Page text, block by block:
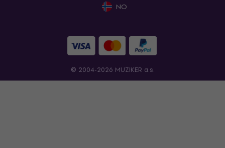
NO
© 2004-2026 MUZIKER a.s.